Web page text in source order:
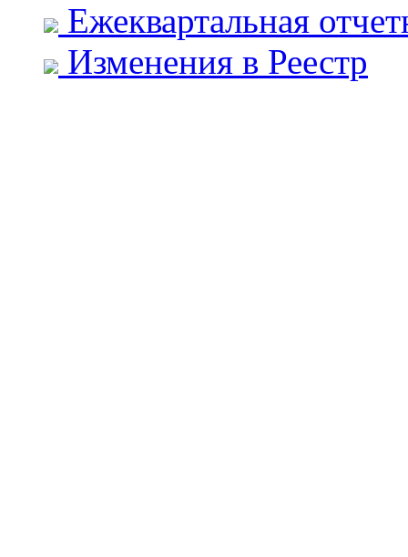
Ежеквартальная
Изменения в Реестр